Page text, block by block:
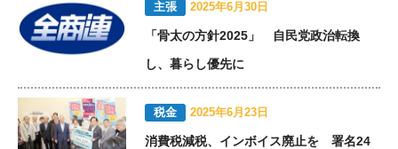
主張 2025年6月30日
「骨太の方針2025」 自民党政治転換
し、暮らし優先に
税金 2025年6月23日
消費税減税、インボイス廃止を 署名24